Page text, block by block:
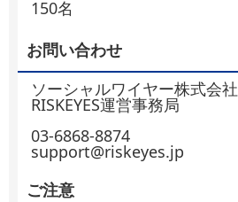
150名
お問い合わせ
ソーシャルワイヤー株式会社
RISKEYES運営事務局
03-6868-8874
support@riskeyes.jp
ご注意